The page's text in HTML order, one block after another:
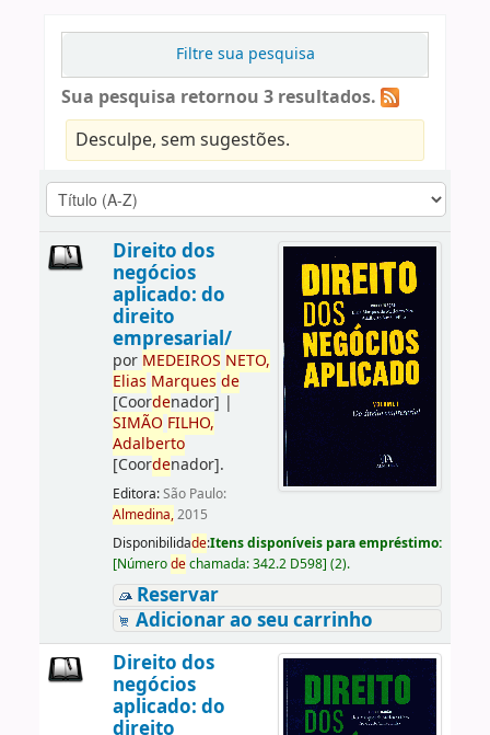
Filtre sua pesquisa
Sua pesquisa retornou 3 resultados.
Desculpe, sem sugestões.
Direito dos
negócios
aplicado: do
direito
empresarial/
por MEDEIROS NETO,
Elias Marques de
[Coordenador] |
SIMÃO FILHO,
Adalberto
[Coordenador].
Editora:São Paulo:
Almedina,2015
Disponibilidade:Itens disponíveis para empréstimo:
[Númerodechamada:342.2 D598] (2).
Reservar
Adicionar ao seu carrinho
Direito dos
negócios
aplicado: do
direito